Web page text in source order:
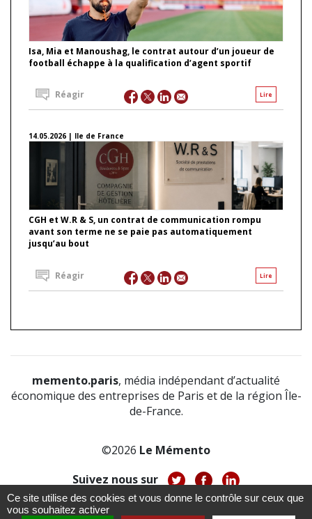
Isa, Mia et Manoushag, le contrat autour d’un joueur de
football échappe à la qualification d’agent sportif
Lire
Réagir
14.05.2026 | Ile de France
CGH et W.R & S, un contrat de communication rompu
avant son terme ne se paie pas automatiquement
jusqu’au bout
Lire
Réagir
memento.paris, média indépendant d’actualité
économique des entreprises de Paris et de la région Île-
de-France.
©2026 Le Mémento
Suivez nous sur
À propos-Notice légale
Ce site utilise des cookies et vous donne le contrôle sur ceux que
vous souhaitez activer